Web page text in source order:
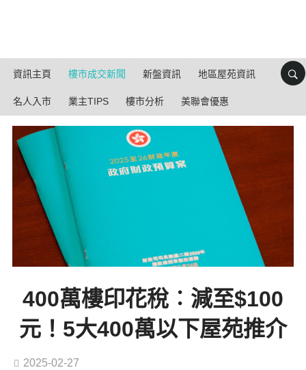
資訊主頁 樓市成交新聞 新盤資訊 地區屋苑資訊
名人入市 業主TIPS 樓市分析 美聯會優惠
400萬樓印花稅︰減至$100
元！5大400萬以下屋苑推介
2025-02-27